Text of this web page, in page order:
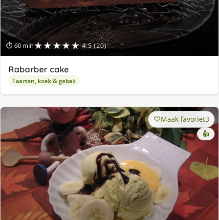
⏱ 60 min★★★★★ 4.5 (20)
Rabarber cake
Taarten, koek & gebak
Maak favoriet3
👍